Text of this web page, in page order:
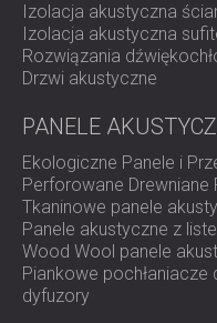
Izolacja akustyczna
Izolacja akustyczna
Rozwiązania
Drzwi akustyczne
PANELE
Ekologiczne Panele i
Perforowane Drewniane
Tkaninowe panele
Panele akustyczne z
Wood Wool panele
Piankowe pochłaniacze
dyfuzory